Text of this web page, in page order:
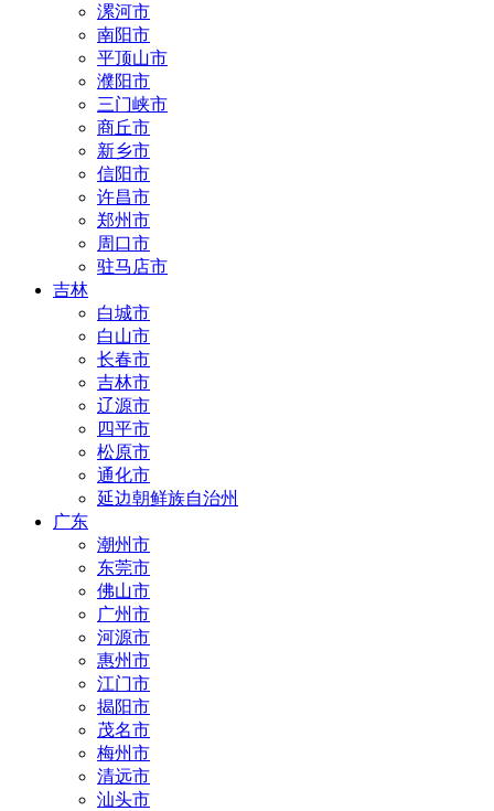
漯河市
南阳市
平顶山市
濮阳市
三门峡市
商丘市
新乡市
信阳市
许昌市
郑州市
周口市
驻马店市
吉林
白城市
白山市
长春市
吉林市
辽源市
四平市
松原市
通化市
延边朝鲜族自治州
广东
潮州市
东莞市
佛山市
广州市
河源市
惠州市
江门市
揭阳市
茂名市
梅州市
清远市
汕头市